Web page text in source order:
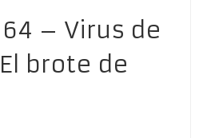
– Virus de
brote de